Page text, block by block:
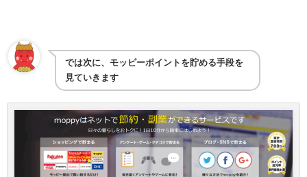
では次に、モッピーポイントを貯める手段を
見ていきます